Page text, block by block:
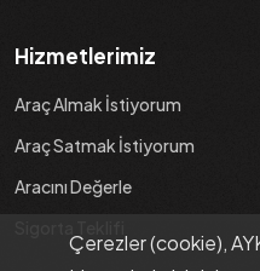
Hizmetlerimiz
Araç Almak İstiyorum
Araç Satmak İstiyorum
Aracını Değerle
Çerezler (cookie),